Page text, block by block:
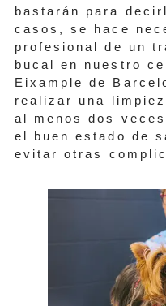
bastarán para
casos, se hace
profesional de un
bucal en nuestro
Eixample de
realizar una
al menos dos
el buen estado de
evitar otras